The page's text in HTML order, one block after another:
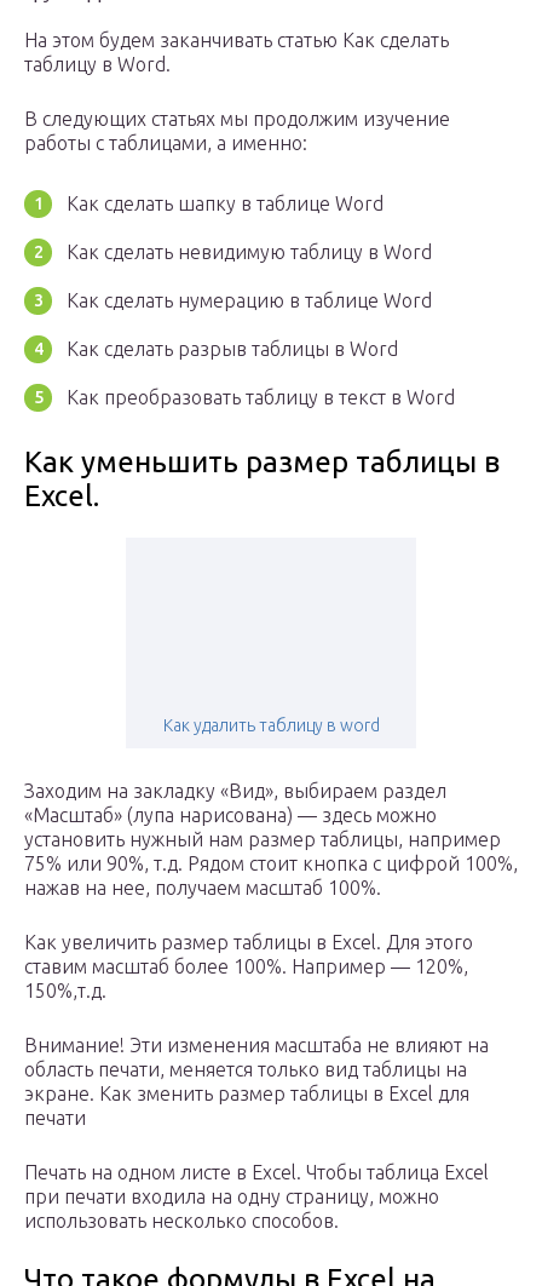
На этом будем заканчивать статью Как сделать
таблицу в Word.
В следующих статьях мы продолжим изучение
работы с таблицами, а именно:
Как сделать шапку в таблице Word
Как сделать невидимую таблицу в Word
Как сделать нумерацию в таблице Word
Как сделать разрыв таблицы в Word
Как преобразовать таблицу в текст в Word
Как уменьшить размер таблицы в
Excel.
Как удалить таблицу в word
Заходим на закладку «Вид», выбираем раздел
«Масштаб» (лупа нарисована) — здесь можно
установить нужный нам размер таблицы, например
75% или 90%, т.д. Рядом стоит кнопка с цифрой 100%,
нажав на нее, получаем масштаб 100%.
Как увеличить размер таблицы в Excel. Для этого
ставим масштаб более 100%. Например — 120%,
150%,т.д.
Внимание! Эти изменения масштаба не влияют на
область печати, меняется только вид таблицы на
экране. Как зменить размер таблицы в Excel для
печати
Печать на одном листе в Excel. Чтобы таблица Excel
при печати входила на одну страницу, можно
использовать несколько способов.